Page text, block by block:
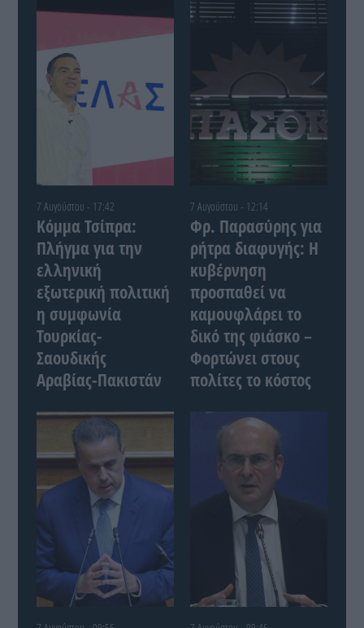
7 Αυγούστου - 17:42
Κόμμα Τσίπρα:
Πλήγμα για την
ελληνική
εξωτερική πολιτική
η συμφωνία
Τουρκίας-
Σαουδικής
Αραβίας-Πακιστάν
7 Αυγούστου - 12:14
Φρ. Παρασύρης για
ρήτρα διαφυγής: Η
κυβέρνηση
προσπαθεί να
καμουφλάρει το
δικό της φιάσκο –
Φορτώνει στους
πολίτες το κόστος